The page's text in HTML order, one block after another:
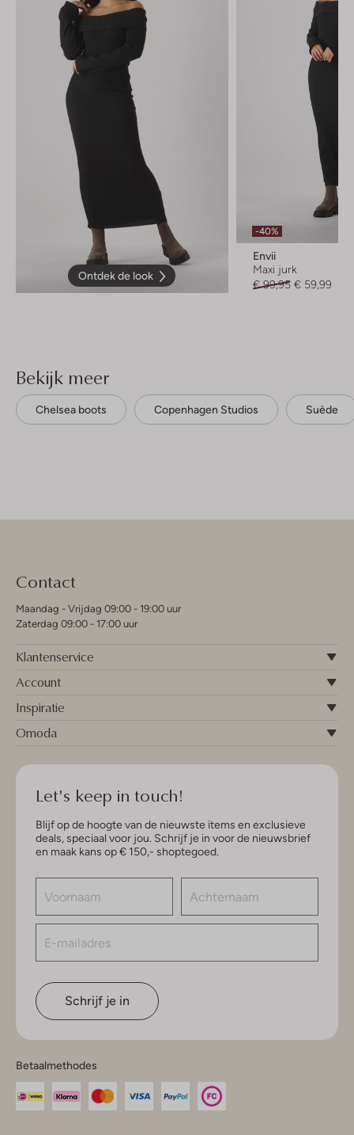
Ontdek de look
-40%
Envii
Maxi jurk
€ 99,95 € 59,99
Bekijk meer
Chelsea boots Copenhagen Studios Suède
Contact
Maandag - Vrijdag 09:00 - 19:00 uur
Zaterdag 09:00 - 17:00 uur
Klantenservice
Account
Inspiratie
Omoda
Let's keep in touch!
Blijf op de hoogte van de nieuwste items en exclusieve
deals, speciaal voor jou. Schrijf je in voor de nieuwsbrief
en maak kans op € 150,- shoptegoed.
Schrijf je in
Betaalmethodes